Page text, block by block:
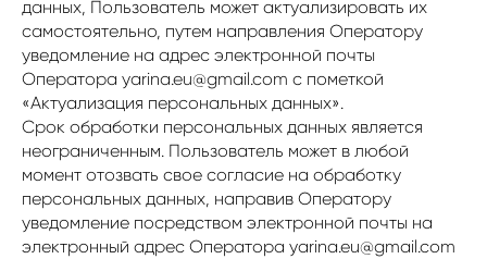
данных, Пользователь может актуализировать их
самостоятельно, путем направления Оператору
уведомление на адрес электронной почты
Оператора yarina.eu@gmail.com с пометкой
«Актуализация персональных данных».
Срок обработки персональных данных является
неограниченным. Пользователь может в любой
момент отозвать свое согласие на обработку
персональных данных, направив Оператору
уведомление посредством электронной почты на
электронный адрес Оператора yarina.eu@gmail.com